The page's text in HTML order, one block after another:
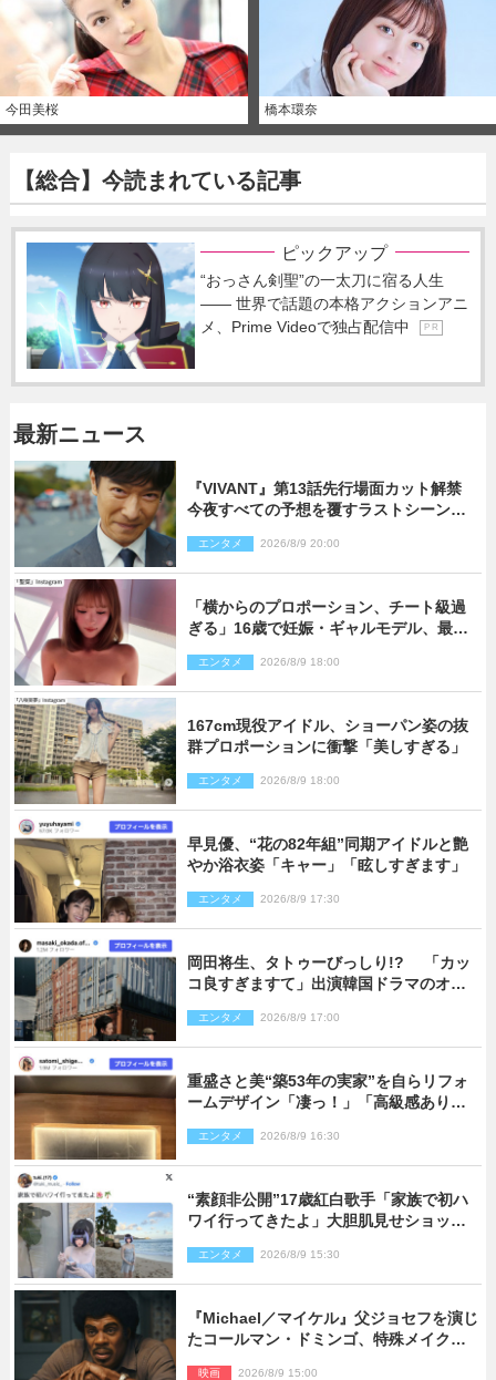
今田美桜 橋本環奈
【総合】今読まれている記事
ピックアップ
“おっさん剣聖”の一太刀に宿る人生
―― 世界で話題の本格アクションアニ
メ、Prime Videoで独占配信中
P R
最新ニュース
『VIVANT』第13話先行場面カット解禁
今夜すべての予想を覆すラストシーン
エンタメ 2026/8/9 20:00
「横からのプロポーション、チート級過
ぎる」16歳で妊娠・ギャルモデル、最新
エンタメ 2026/8/9 18:00
167cm現役アイドル、ショーパン姿の抜
群プロポーションに衝撃「美しすぎる」
エンタメ 2026/8/9 18:00
早見優、“花の82年組”同期アイドルと艶
やか浴衣姿「キャー」「眩しすぎます」
エンタメ 2026/8/9 17:30
岡田将生、タトゥーびっしり!? 「カッ
コ良すぎますて」出演韓国ドラマのオフ
エンタメ 2026/8/9 17:00
重盛さと美“築53年の実家”を自らリフォ
ームデザイン「凄っ！」「高級感ありま
エンタメ 2026/8/9 16:30
“素顔非公開”17歳紅白歌手「家族で初ハ
ワイ行ってきたよ」大胆肌見せショット
エンタメ 2026/8/9 15:30
『Michael／マイケル』父ジョセフを演じ
たコールマン・ドミンゴ、特殊メイクに2
映画 2026/8/9 15:00